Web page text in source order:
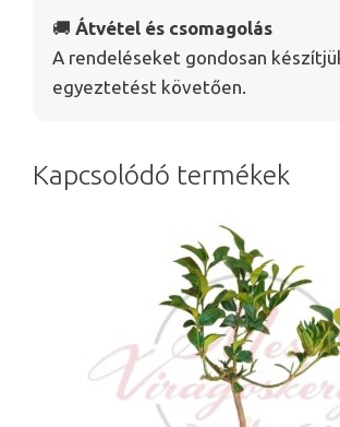
🚚 Átvétel és csomagolás
A rendeléseket gondosan
egyeztetést követően.
Kapcsolódó termékek